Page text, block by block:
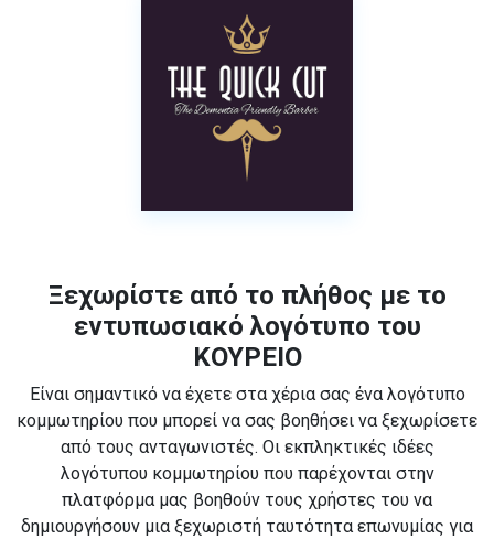
Ξεχωρίστε από το πλήθος με το
εντυπωσιακό λογότυπο του
ΚΟΥΡΕΙΟ
Είναι σημαντικό να έχετε στα χέρια σας ένα λογότυπο
κομμωτηρίου που μπορεί να σας βοηθήσει να ξεχωρίσετε
από τους ανταγωνιστές. Οι εκπληκτικές ιδέες
λογότυπου κομμωτηρίου που παρέχονται στην
πλατφόρμα μας βοηθούν τους χρήστες του να
δημιουργήσουν μια ξεχωριστή ταυτότητα επωνυμίας για